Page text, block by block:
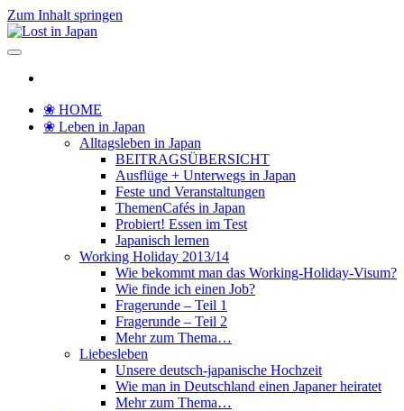
Zum Inhalt springen
❀ HOME
❀ Leben in Japan
Alltagsleben in Japan
BEITRAGSÜBERSICHT
Ausflüge + Unterwegs in Japan
Feste und Veranstaltungen
ThemenCafés in Japan
Probiert! Essen im Test
Japanisch lernen
Working Holiday 2013/14
Wie bekommt man das Working-Holiday-Visum?
Wie finde ich einen Job?
Fragerunde – Teil 1
Fragerunde – Teil 2
Mehr zum Thema…
Liebesleben
Unsere deutsch-japanische Hochzeit
Wie man in Deutschland einen Japaner heiratet
Mehr zum Thema…